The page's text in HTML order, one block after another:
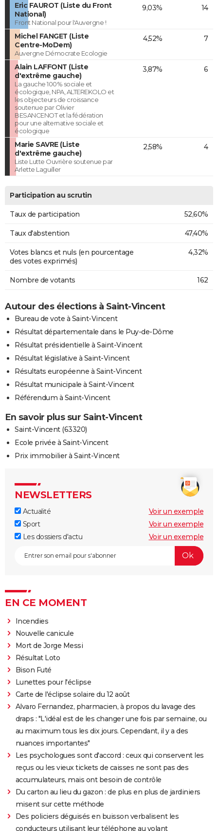
Eric FAUROT (Liste du Front
National)
Front National pour l'Auvergne !
9,03% 14
Michel FANGET (Liste
Centre-MoDem)
Auvergne Démocrate Ecologie
4,52% 7
Alain LAFFONT (Liste
d'extrême gauche)
La gauche 100% sociale et
écologique, NPA, ALTEREKOLO et
les objecteurs de croissance
soutenue par Olivier
BESANCENOT et la fédération
pour une alternative sociale et
écologique
3,87% 6
Marie SAVRE (Liste
d'extrême gauche)
Liste Lutte Ouvrière soutenue par
Arlette Laguiller
2,58% 4
Participation au scrutin
Taux de participation 52,60%
Taux d'abstention 47,40%
Votes blancs et nuls (en pourcentage
des votes exprimés)
4,32%
Nombre de votants 162
Autour des élections à Saint-Vincent
Bureau de vote à Saint-Vincent
Résultat départementale dans le Puy-de-Dôme
Résultat présidentielle à Saint-Vincent
Résultat législative à Saint-Vincent
Résultats européenne à Saint-Vincent
Résultat municipale à Saint-Vincent
Référendum à Saint-Vincent
En savoir plus sur Saint-Vincent
Saint-Vincent (63320)
Ecole privée à Saint-Vincent
Prix immobilier à Saint-Vincent
NEWSLETTERS
Actualité
Voir un exemple
Sport
Voir un exemple
Les dossiers d'actu
Voir un exemple
EN CE MOMENT
Incendies
Nouvelle canicule
Mort de Jorge Messi
Résultat Loto
Bison Futé
Lunettes pour l'éclipse
Carte de l'éclipse solaire du 12 août
Alvaro Fernandez, pharmacien, à propos du lavage des
draps : "L'idéal est de les changer une fois par semaine, ou
au maximum tous les dix jours. Cependant, il y a des
nuances importantes"
Les psychologues sont d'accord : ceux qui conservent les
reçus ou les vieux tickets de caisses ne sont pas des
accumulateurs, mais ont besoin de contrôle
Du carton au lieu du gazon : de plus en plus de jardiniers
misent sur cette méthode
Des policiers déguisés en buisson verbalisent les
conducteurs utilisant leur téléphone au volant